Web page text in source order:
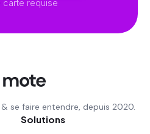
carte requise
se faire entendre, depuis 2020.
Solutions